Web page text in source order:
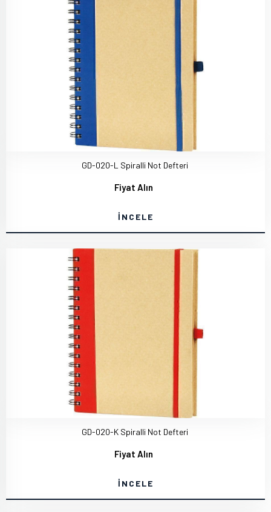
GD-020-L Spiralli Not Defteri
Fiyat Alın
İNCELE
GD-020-K Spiralli Not Defteri
Fiyat Alın
İNCELE